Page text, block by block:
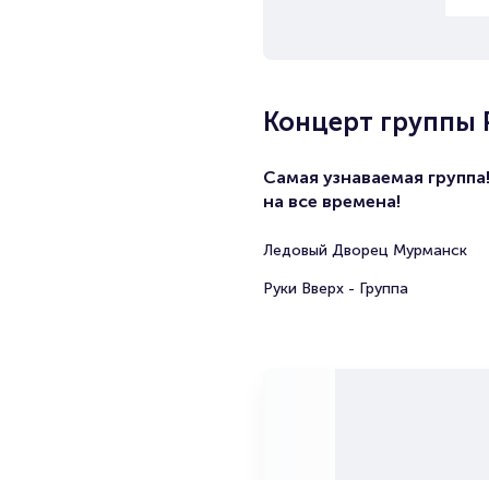
Концерт группы
Самая узнаваемая
на все времена!
Ледовый Дворец Мурманск
Руки Вверх - Группа